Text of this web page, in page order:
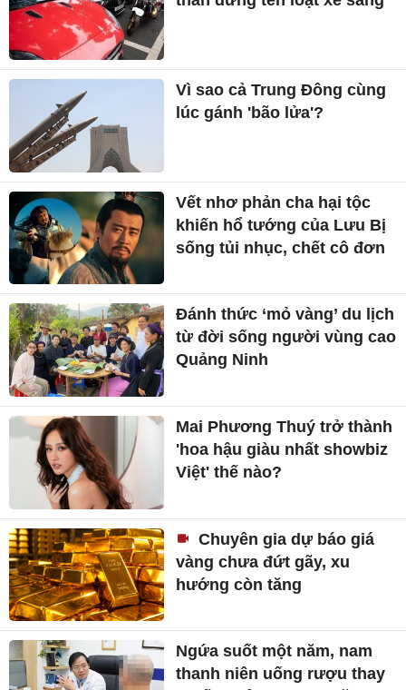
Vì sao cả Trung Đông cùng
lúc gánh 'bão lửa'?
Vết nhơ phản cha hại tộc
khiến hổ tướng của Lưu Bị
sống tủi nhục, chết cô đơn
Đánh thức ‘mỏ vàng’ du lịch
từ đời sống người vùng cao
Quảng Ninh
Mai Phương Thuý trở thành
'hoa hậu giàu nhất showbiz
Việt' thế nào?
Chuyên gia dự báo giá
vàng chưa đứt gãy, xu
hướng còn tăng
Ngứa suốt một năm, nam
thanh niên uống rượu thay